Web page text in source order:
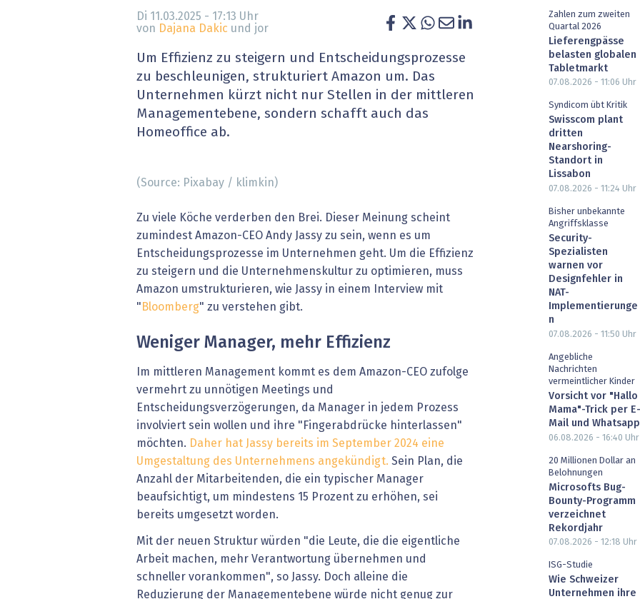
» alle News Gesundheit wird digital
Blockchain
EU-DSGVO
XaaS, Managed Services & Co.
IT for Health
Artificial Intelligence
Finance 2030
Fintech & Insurtech
Professional AV & Digital Signage
Di 11.03.2025 - 17:13 Uhr
von Dajana Dakic und jor
Um Effizienz zu steigern und Entscheidungsprozesse
zu beschleunigen, strukturiert Amazon um. Das
Unternehmen kürzt nicht nur Stellen in der mittleren
Managementebene, sondern schafft auch das
Homeoffice ab.
(Source: Pixabay / klimkin)
Zu viele Köche verderben den Brei. Dieser Meinung scheint
zumindest Amazon-CEO Andy Jassy zu sein, wenn es um
Entscheidungsprozesse im Unternehmen geht. Um die Effizienz
zu steigern und die Unternehmenskultur zu optimieren, muss
Amazon umstrukturieren, wie Jassy in einem Interview mit
" Bloomberg" zu verstehen gibt.
Weniger Manager, mehr Effizienz
Im mittleren Management kommt es dem Amazon-CEO zufolge
vermehrt zu unnötigen Meetings und
Entscheidungsverzögerungen, da Manager in jedem Prozess
involviert sein wollen und ihre "Fingerabdrücke hinterlassen"
möchten. Daher hat Jassy bereits im September 2024 eine
Umgestaltung des Unternehmens angekündigt. Sein Plan, die
Anzahl der Mitarbeitenden, die ein typischer Manager
beaufsichtigt, um mindestens 15 Prozent zu erhöhen, sei
bereits umgesetzt worden.
Mit der neuen Struktur würden "die Leute, die die eigentliche
Arbeit machen, mehr Verantwortung übernehmen und
schneller vorankommen", so Jassy. Doch alleine die
Reduzierung der Managementebene würde nicht genug zur
Zahlen zum zweiten
Quartal 2026
Lieferengpässe
belasten globalen
Tabletmarkt
07.08.2026 - 11:06 Uhr
Syndicom übt Kritik
Swisscom plant
dritten
Nearshoring-
Standort in
Lissabon
07.08.2026 - 11:24 Uhr
Bisher unbekannte
Angriffsklasse
Security-
Spezialisten
warnen vor
Designfehler in
NAT-
Implementierunge
n
07.08.2026 - 11:50 Uhr
Angebliche
Nachrichten
vermeintlicher Kinder
Vorsicht vor "Hallo
Mama"-Trick per E-
Mail und Whatsapp
06.08.2026 - 16:40 Uhr
20 Millionen Dollar an
Belohnungen
Microsofts Bug-
Bounty-Programm
verzeichnet
Rekordjahr
07.08.2026 - 12:18 Uhr
ISG-Studie
Wie Schweizer
Unternehmen ihre